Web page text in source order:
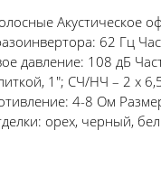
Акустическое
62 Гц
давление: 108 дБ
1"; СЧ/НЧ – 2 х
4-8 Ом
орех, черный,